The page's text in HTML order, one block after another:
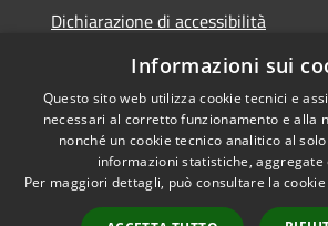
Dichiarazione di accessibilità
Privacy e protezione dei dati
Accessibilità
Informazioni sui
Questo sito web utilizza cookie tecnici e
necessari al corretto funzionamento e alla
nonché un cookie tecnico analitico al
informazioni statistiche, aggregate
Per maggiori dettagli, può consultare la